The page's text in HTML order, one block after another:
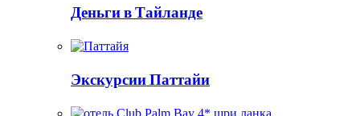
Деньги в Тайланде
Экскурсии Паттайи